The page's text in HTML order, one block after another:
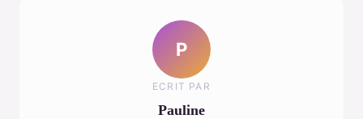
P
ECRIT PAR
Pauline